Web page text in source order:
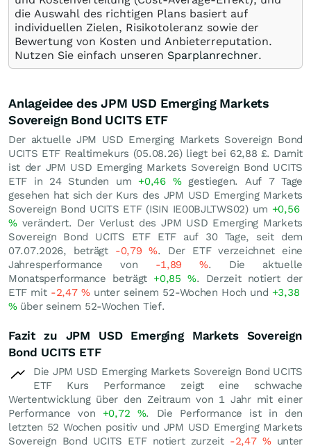
die Auswahl des richtigen Plans basiert auf
individuellen Zielen, Risikotoleranz sowie der
Bewertung von Kosten und Anbieterreputation.
Nutzen Sie einfach unseren Sparplanrechner.
Anlageidee des JPM USD Emerging Markets
Sovereign Bond UCITS ETF
Der aktuelle JPM USD Emerging Markets Sovereign Bond
UCITS ETF Realtimekurs (05.08.26) liegt bei 62,88 £. Damit
ist der JPM USD Emerging Markets Sovereign Bond UCITS
ETF in 24 Stunden um +0,46 %gestiegen. Auf 7 Tage
gesehen hat sich der Kurs des JPM USD Emerging Markets
Sovereign Bond UCITS ETF (ISIN IE00BJLTWS02) um +0,56
%verändert. Der Verlust des JPM USD Emerging Markets
Sovereign Bond UCITS ETF ETF auf 30 Tage, seit dem
07.07.2026, beträgt -0,79%. Der ETF verzeichnet eine
Jahresperformance von -1,89%. Die aktuelle
Monatsperformance beträgt +0,85 %. Derzeit notiert der
ETF mit -2,47 %unter seinem 52-Wochen Hoch und +3,38
%über seinem 52-Wochen Tief.
Fazit zu JPM USD Emerging Markets Sovereign
Bond UCITS ETF
Die JPM USD Emerging Markets Sovereign Bond UCITS
ETF Kurs Performance zeigt eine schwache
Wertentwicklung über den Zeitraum von 1 Jahr mit einer
Performance von +0,72 %. Die Performance ist in den
letzten 52 Wochen positiv und JPM USD Emerging Markets
Sovereign Bond UCITS ETF notiert zurzeit -2,47 %unter